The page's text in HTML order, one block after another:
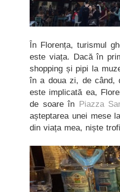
În Florența, turismul
este viața. Dacă în
shopping și pipi la
în a doua zi, de când,
este implicată ea,
de soare în Piazza
așteptarea unei mese
din viața mea, niște